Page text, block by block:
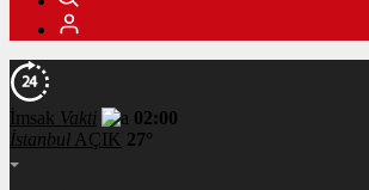
İmsak Vakti
02:00
İstanbul AÇIK 27°